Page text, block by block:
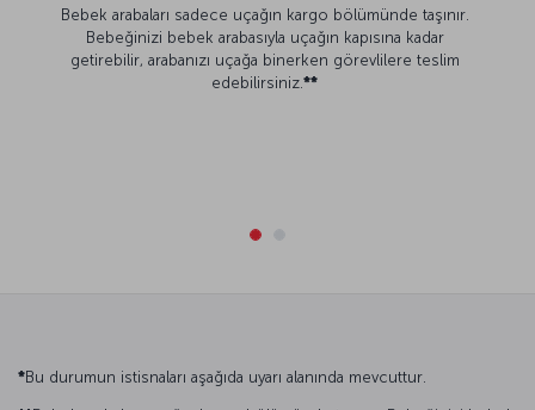
Bebek arabaları sadece uçağın kargo bölümünde taşınır.
Bebeğinizi bebek arabasıyla uçağın kapısına kadar
getirebilir, arabanızı uçağa binerken görevlilere teslim
edebilirsiniz. **
*Bu durumun istisnaları aşağıda uyarı alanında mevcuttur.